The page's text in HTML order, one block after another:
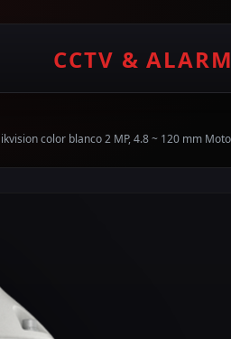
CCTV &
color blanco 2 MP, 4.8 ~ 120 mm